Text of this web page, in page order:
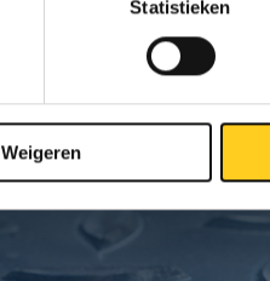
Statistieken
Weigeren